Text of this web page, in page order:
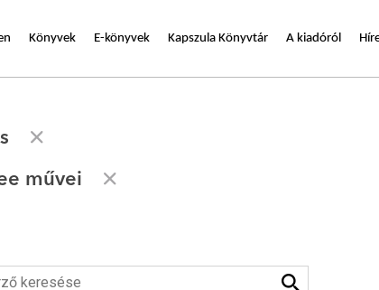
Könyvek E-könyvek Kapszula Könyvtár A kiadóról
művei